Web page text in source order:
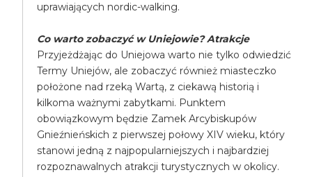
uprawiających nordic-walking.
Co warto zobaczyć w Uniejowie? Atrakcje
Przyjeżdżając do Uniejowa warto nie tylko odwiedzić
Termy Uniejów, ale zobaczyć również miasteczko
położone nad rzeką Wartą, z ciekawą historią i
kilkoma ważnymi zabytkami. Punktem
obowiązkowym będzie Zamek Arcybiskupów
Gnieźnieńskich z pierwszej połowy XIV wieku, który
stanowi jedną z najpopularniejszych i najbardziej
rozpoznawalnych atrakcji turystycznych w okolicy.